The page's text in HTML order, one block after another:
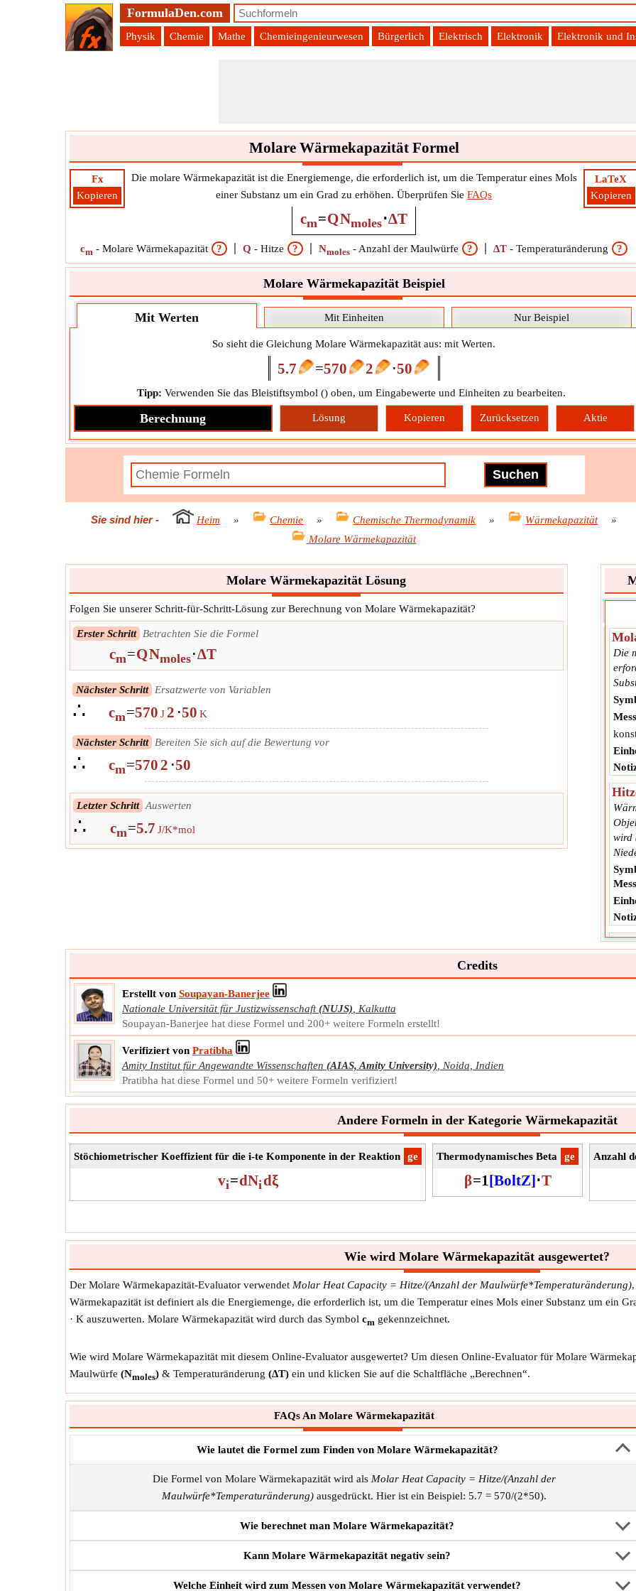
FormulaDen.com
Physik Chemie Mathe Chemieingenieurwesen Bürgerlich Elektrisch Elektronik Elektronik und
Molare Wärmekapazität Formel
Fx
Kopieren
LaTeX
Kopieren
Die molare Wärmekapazität ist die Energiemenge, die erforderlich ist, um die Temperatur eines Mols
einer Substanz um ein Grad zu erhöhen. Überprüfen SieFAQs
cm=QNmoles⋅∆T
cm -Molare Wärmekapazität ? Q -Hitze ? Nmoles - Anzahl der Maulwürfe ? ∆T -Temperaturänderung ?
Molare Wärmekapazität Beispiel
Mit Werten Mit Einheiten Nur Beispiel
So sieht die Gleichung Molare Wärmekapazität aus: mit Werten.
5.7 =570 2 ⋅50
Tipp: Verwenden Sie das Bleistiftsymbol () oben, um Eingabewerte und Einheiten zu bearbeiten.
Berechnung Lösung Kopieren Zurücksetzen Aktie
Sie sind hier- Heim » Chemie » Chemische Thermodynamik » Wärmekapazität
»
Molare Wärmekapazität
Molare Wärmekapazität Lösung
Folgen Sie unserer Schritt-für-Schritt-Lösung zur Berechnung von Molare Wärmekapazität?
Erster Schritt Betrachten Sie die Formel
cm=QNmoles⋅∆T
Nächster Schritt Ersatzwerte von Variablen
∴ cm=570 J2 ⋅50 K
Nächster Schritt Bereiten Sie sich auf die Bewertung vor
∴ cm=5702 ⋅50
Letzter Schritt Auswerten
∴ cm=5.7 J/K*mol
Die
wird
Die
Credits
Erstellt von Soupayan-Banerjee
Nationale Universität für Justizwissenschaft (NUJS)
Kalkutta
Soupayan-Banerjee hat diese Formel und 200+ weitere Formeln erstellt!
Verifiziert von Pratibha
Amity Institut für Angewandte Wissenschaften (AIAS, Amity University)
Noida, Indien
Pratibha hat diese Formel und 50+ weitere Formeln verifiziert!
Andere Formeln in der Kategorie Wärmekapazität
​ge
Stöchiometrischer Koeffizient für die i-te Komponente in der Reaktion
vi=dNidξ
​ge
Thermodynamisches Beta
β=1[BoltZ]⋅T
Anzahl
Wie wird Molare Wärmekapazität ausgewertet?
Der Molare Wärmekapazität-Evaluator verwendet Molar Heat Capacity = Hitze/(Anzahl der Maulwürfe*Temperaturänderung)
Wärmekapazität ist definiert als die Energiemenge, die erforderlich ist, um die Temperatur eines Mols einer Substanz um ein
· K auszuwerten. Molare Wärmekapazität wird durch das Symbol cm gekennzeichnet.
Wie wird Molare Wärmekapazität mit diesem Online-Evaluator ausgewertet? Um diesen Online-Evaluator für Molare
Maulwürfe (Nmoles) & Temperaturänderung (∆T) ein und klicken Sie auf die Schaltfläche „Berechnen“.
FAQs An Molare Wärmekapazität
Wie lautet die Formel zum Finden von Molare Wärmekapazität?
Die Formel von Molare Wärmekapazität wird als Molar Heat Capacity = Hitze/(Anzahl der
Maulwürfe*Temperaturänderung)ausgedrückt. Hier ist ein Beispiel: 5.7 = 570/(2*50).
Wie berechnet man Molare Wärmekapazität?
Kann Molare Wärmekapazität negativ sein?
Welche Einheit wird zum Messen von Molare Wärmekapazität verwendet?